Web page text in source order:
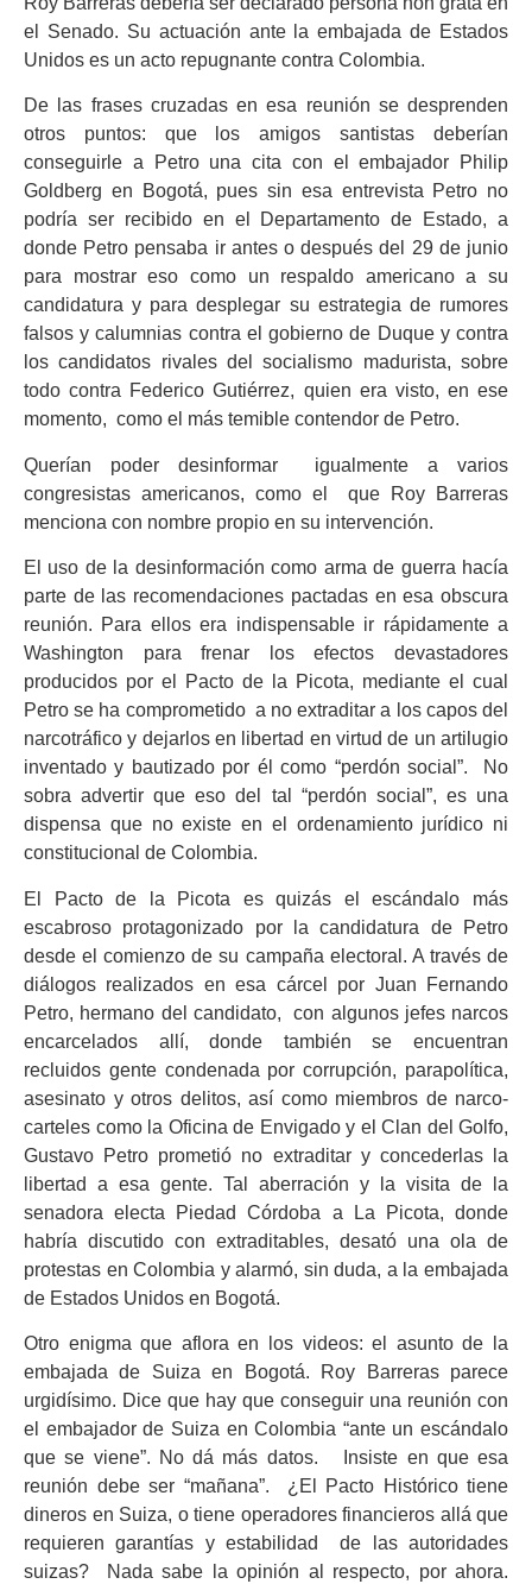
el Senado. Su actuación ante la embajada de Estados
Unidos es un acto repugnante contra Colombia.
De las frases cruzadas en esa reunión se desprenden
otros puntos: que los amigos santistas deberían
conseguirle a Petro una cita con el embajador Philip
Goldberg en Bogotá, pues sin esa entrevista Petro no
podría ser recibido en el Departamento de Estado, a
donde Petro pensaba ir antes o después del 29 de junio
para mostrar eso como un respaldo americano a su
candidatura y para desplegar su estrategia de rumores
falsos y calumnias contra el gobierno de Duque y contra
los candidatos rivales del socialismo madurista, sobre
todo contra Federico Gutiérrez, quien era visto, en ese
momento, como el más temible contendor de Petro.
Querían poder desinformar igualmente a varios
congresistas americanos, como el que Roy Barreras
menciona con nombre propio en su intervención.
El uso de la desinformación como arma de guerra hacía
parte de las recomendaciones pactadas en esa obscura
reunión. Para ellos era indispensable ir rápidamente a
Washington para frenar los efectos devastadores
producidos por el Pacto de la Picota, mediante el cual
Petro se ha comprometido a no extraditar a los capos del
narcotráfico y dejarlos en libertad en virtud de un artilugio
inventado y bautizado por él como “perdón social”. No
sobra advertir que eso del tal “perdón social”, es una
dispensa que no existe en el ordenamiento jurídico ni
constitucional de Colombia.
El Pacto de la Picota es quizás el escándalo más
escabroso protagonizado por la candidatura de Petro
desde el comienzo de su campaña electoral. A través de
diálogos realizados en esa cárcel por Juan Fernando
Petro, hermano del candidato, con algunos jefes narcos
encarcelados allí, donde también se encuentran
recluidos gente condenada por corrupción, parapolítica,
asesinato y otros delitos, así como miembros de narco-
carteles como la Oficina de Envigado y el Clan del Golfo,
Gustavo Petro prometió no extraditar y concederlas la
libertad a esa gente. Tal aberración y la visita de la
senadora electa Piedad Córdoba a La Picota, donde
habría discutido con extraditables, desató una ola de
protestas en Colombia y alarmó, sin duda, a la embajada
de Estados Unidos en Bogotá.
Otro enigma que aflora en los videos: el asunto de la
embajada de Suiza en Bogotá. Roy Barreras parece
urgidísimo. Dice que hay que conseguir una reunión con
el embajador de Suiza en Colombia “ante un escándalo
que se viene”. No dá más datos. Insiste en que esa
reunión debe ser “mañana”. ¿El Pacto Histórico tiene
dineros en Suiza, o tiene operadores financieros allá que
requieren garantías y estabilidad de las autoridades
suizas? Nada sabe la opinión al respecto, por ahora.